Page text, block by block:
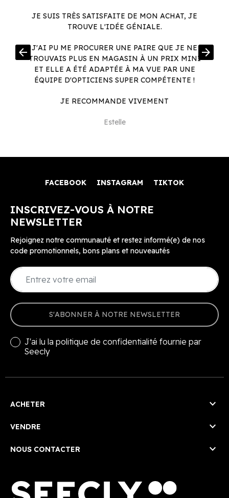
JE SUIS TRÈS SATISFAITE DE MON ACHAT, JE
TROUVE L'IDÉE GÉNIALE.
J'AI PU ME PROCURER UNE PAIRE QUE JE NE
TROUVAIS PLUS EN MAGASIN À UN PRIX MINI
ET ELLE A ÉTÉ ADAPTÉE À MA VUE PAR UNE
ÉQUIPE D'OPTICIENS SUPER COMPÉTENTE !
JE RECOMMANDE VIVEMENT
Estelle
arrow_back arrow_forward
FACEBOOK INSTAGRAM TIKTOK
INSCRIVEZ-VOUS À NOTRE
NEWSLETTER
Rejoignez notre communauté et restez informé(e) de nos
code promotionnels, bons plans et nouveautés
S'ABONNER À NOTRE NEWSLETTER
J'ai lu la politique de confidentialité fournie par
Seecly
ACHETER 
VENDRE 
NOUS CONTACTER 